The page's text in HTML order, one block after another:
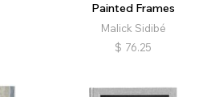
Painted Frames
Malick Sidibé
$ 76.25